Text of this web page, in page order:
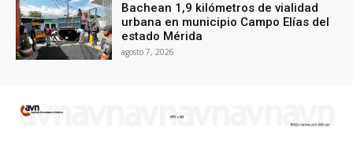
Bachean 1,9 kilómetros de vialidad
urbana en municipio Campo Elías del
estado Mérida
agosto 7, 2026